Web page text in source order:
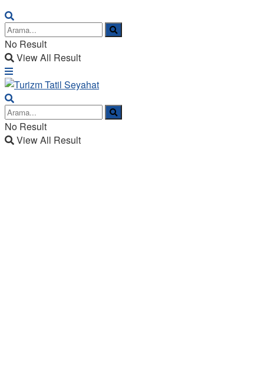
No Result
View All Result
No Result
View All Result